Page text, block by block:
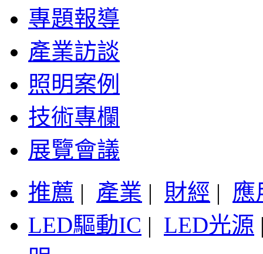
專題報導
產業訪談
照明案例
技術專欄
展覽會議
推薦 | 產業 | 財經 | 應
LED驅動IC | LED光源